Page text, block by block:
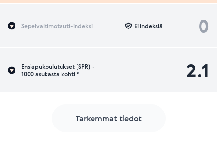
Sepelvaltimotauti-indeksi 0
Ei indeksiä
Ensiapukoulutukset (SPR) -
1000 asukasta kohti *
2.1
Tarkemmat tiedot